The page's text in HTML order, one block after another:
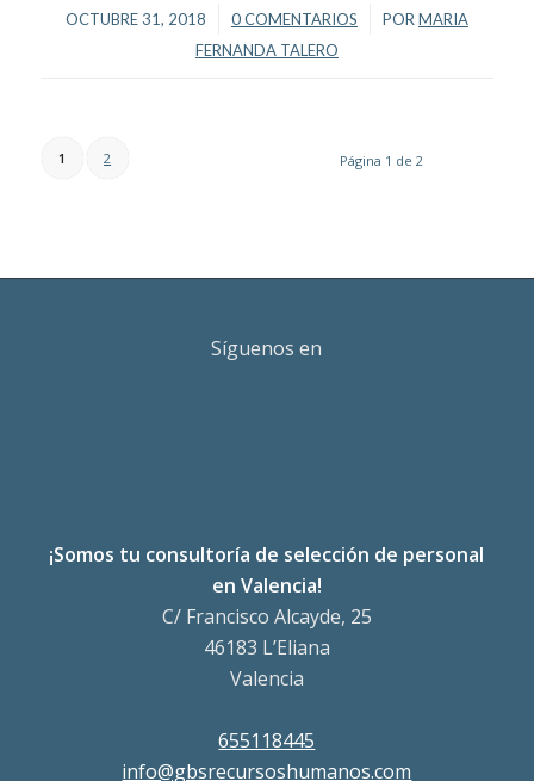
OCTUBRE 31, 2018
/ 0 COMENTARIOS
/ POR MARIA
FERNANDA TALERO
Página 1 de 2
1 2
Síguenos en
¡Somos tu consultoría de selección de personal
en Valencia!
C/ Francisco Alcayde, 25
46183 L’Eliana
Valencia
655118445
info@gbsrecursoshumanos.com